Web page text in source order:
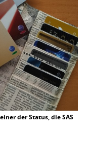
der Status, die SAS